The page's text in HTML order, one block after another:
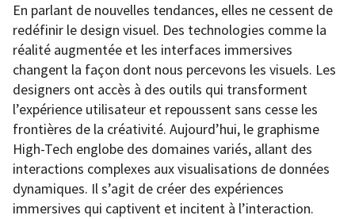
En parlant de nouvelles tendances, elles ne cessent de
redéfinir le design visuel. Des technologies comme la
réalité augmentée et les interfaces immersives
changent la façon dont nous percevons les visuels. Les
designers ont accès à des outils qui transforment
l’expérience utilisateur et repoussent sans cesse les
frontières de la créativité. Aujourd’hui, le graphisme
High-Tech englobe des domaines variés, allant des
interactions complexes aux visualisations de données
dynamiques. Il s’agit de créer des expériences
immersives qui captivent et incitent à l’interaction.